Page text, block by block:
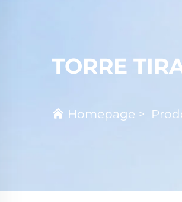
TORRE
Homepage >